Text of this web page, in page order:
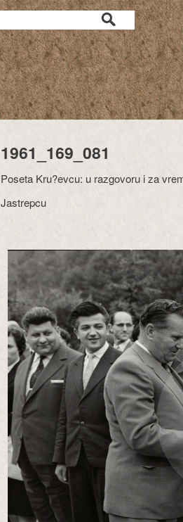
1961_169_081
Poseta Kru?evcu: u razgovoru i za
Jastrepcu